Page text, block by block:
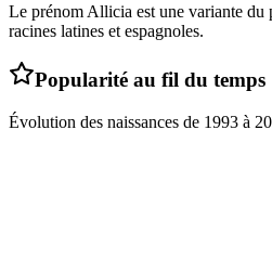
Le prénom Allicia est une variante du
racines latines et espagnoles.
Popularité au fil du temps
Évolution des naissances de 1993 à